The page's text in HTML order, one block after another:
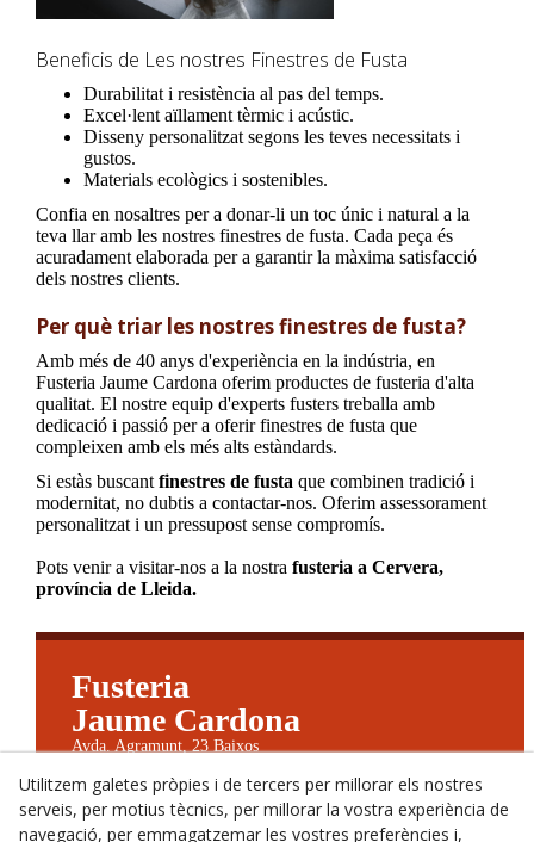
Beneficis de Les nostres Finestres de Fusta
Durabilitat i resistència al pas del temps.
Excel·lent aïllament tèrmic i acústic.
Disseny personalitzat segons les teves necessitats i
gustos.
Materials ecològics i sostenibles.
Confia en nosaltres per a donar-li un toc únic i natural a la
teva llar amb les nostres finestres de fusta. Cada peça és
acuradament elaborada per a garantir la màxima satisfacció
dels nostres clients.
Per què triar les nostres finestres de fusta?
Amb més de 40 anys d'experiència en la indústria, en
Fusteria Jaume Cardona oferim productes de fusteria d'alta
qualitat. El nostre equip d'experts fusters treballa amb
dedicació i passió per a oferir finestres de fusta que
compleixen amb els més alts estàndards.
Si estàs buscant finestres de fusta que combinen tradició i
modernitat, no dubtis a contactar-nos. Oferim assessorament
personalitzat i un pressupost sense compromís.
Pots venir a visitar-nos a la nostra fusteria a Cervera,
província de Lleida.
Fusteria
Jaume Cardona
Avda. Agramunt, 23 Baixos
973533994 | 679790702
jaumecardonabenet@telefonica.net
Avís Legal
Utilitzem galetes pròpies i de tercers per millorar els nostres
serveis, per motius tècnics, per millorar la vostra experiència de
navegació, per emmagatzemar les vostres preferències i,